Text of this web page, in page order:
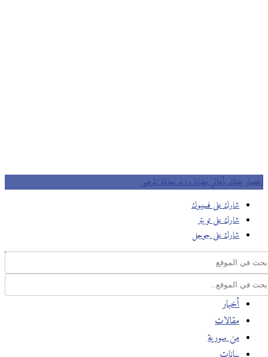
الحصار يفتك بأهالي مضايا ويزيد معاناة المرضى
شارك على فسيبوك
شارك على تويتر
شارك على جوجل
أخبار
مقالات
من سورية